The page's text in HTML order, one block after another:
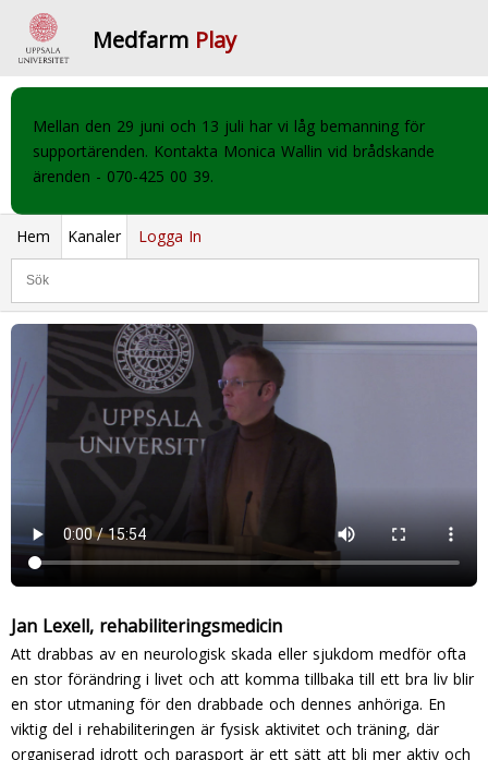
Medfarm Play
Mellan den 29 juni och 13 juli har vi låg bemanning för
supportärenden. Kontakta Monica Wallin vid brådskande
ärenden - 070-425 00 39.
Hem Kanaler Logga In
Jan Lexell, rehabiliteringsmedicin
Att drabbas av en neurologisk skada eller sjukdom medför ofta
en stor förändring i livet och att komma tillbaka till ett bra liv blir
en stor utmaning för den drabbade och dennes anhöriga. En
viktig del i rehabiliteringen är fysisk aktivitet och träning, där
organiserad idrott och parasport är ett sätt att bli mer aktiv och